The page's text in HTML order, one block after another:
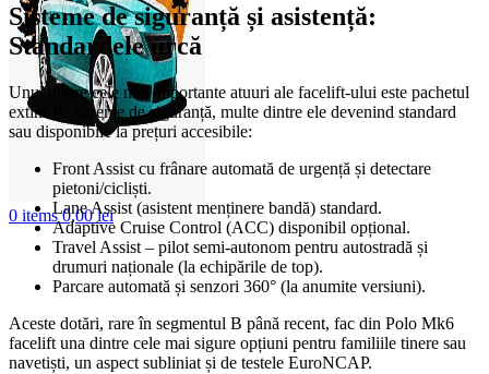
0 items 0,00lei
Sisteme de siguranță și asistență:
Standardele urcă
Unul dintre cele mai importante atuuri ale facelift-ului este pachetul
extins de sisteme de siguranță, multe dintre ele devenind standard
sau disponibile la prețuri accesibile:
Front Assist cu frânare automată de urgență și detectare
pietoni/cicliști.
Lane Assist (asistent menținere bandă) standard.
Adaptive Cruise Control (ACC) disponibil opțional.
Travel Assist – pilot semi-autonom pentru autostradă și
drumuri naționale (la echipările de top).
Parcare automată și senzori 360° (la anumite versiuni).
Aceste dotări, rare în segmentul B până recent, fac din Polo Mk6
facelift una dintre cele mai sigure opțiuni pentru familiile tinere sau
navetiști, un aspect subliniat și de testele EuroNCAP.